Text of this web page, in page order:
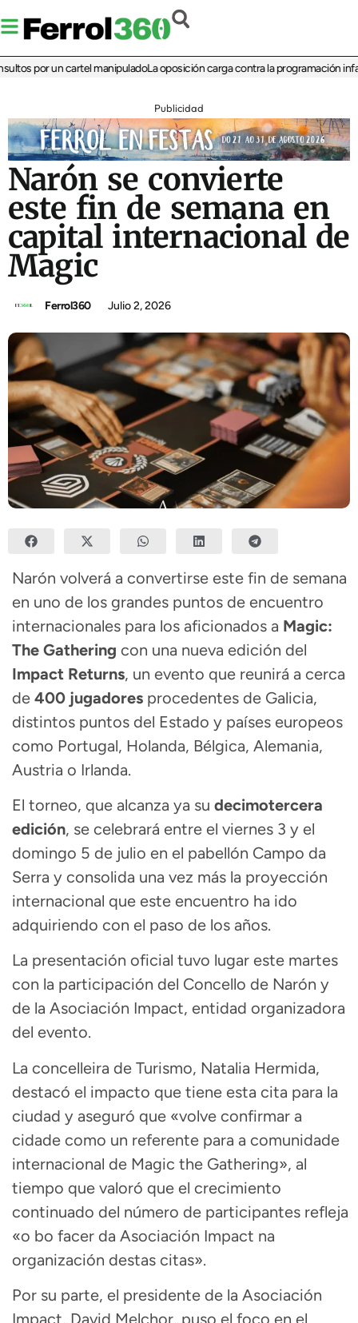
por un cartel manipuladoLa oposición carga contra la programación infantil
Publicidad
Narón se convierte
este fin de semana en
capital internacional de
Magic
Ferrol360 Julio 2, 2026
Narón volverá a convertirse este fin de semana
en uno de los grandes puntos de encuentro
internacionales para los aficionados a Magic:
The Gathering con una nueva edición del
Impact Returns, un evento que reunirá a cerca
de 400 jugadores procedentes de Galicia,
distintos puntos del Estado y países europeos
como Portugal, Holanda, Bélgica, Alemania,
Austria o Irlanda.
El torneo, que alcanza ya su decimotercera
edición, se celebrará entre el viernes 3 y el
domingo 5 de julio en el pabellón Campo da
Serra y consolida una vez más la proyección
internacional que este encuentro ha ido
adquiriendo con el paso de los años.
La presentación oficial tuvo lugar este martes
con la participación del Concello de Narón y
de la Asociación Impact, entidad organizadora
del evento.
La concelleira de Turismo, Natalia Hermida,
destacó el impacto que tiene esta cita para la
ciudad y aseguró que «volve confirmar a
cidade como un referente para a comunidade
internacional de Magic the Gathering», al
tiempo que valoró que el crecimiento
continuado del número de participantes refleja
«o bo facer da Asociación Impact na
organización destas citas».
Por su parte, el presidente de la Asociación
Impact, David Melchor, puso el foco en el